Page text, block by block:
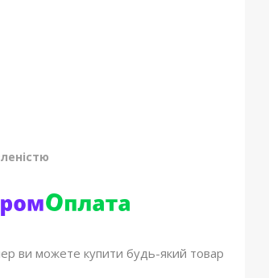
ви можете купити будь-який товар